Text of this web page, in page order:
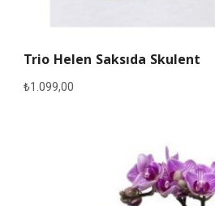
Trio Helen Saksıda Skulent
₺1.099,00